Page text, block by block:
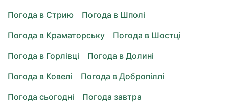
Погода в Стрию
Погода в Шполі
Погода в Краматорську
Погода в Шостці
Погода в Горлівці
Погода в Долині
Погода в Ковелі
Погода в Добропіллі
Погода сьогодні
Погода завтра